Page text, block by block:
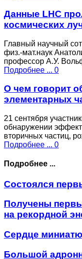
Данные LHC
космических
Главный научный
физ.-мат.наук
профессор А.У.
Подробнее ... 0
О чем говорит
элементарных
21 сентября
обнаружении
вторичных частиц,
Подробнее ... 0
Подробнее ...
Состоялся
Получены
на рекордной
Сердце
Большой